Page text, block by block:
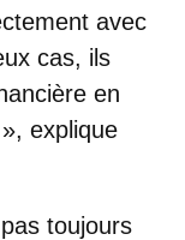
avec
cas, ils
en
explique
toujours